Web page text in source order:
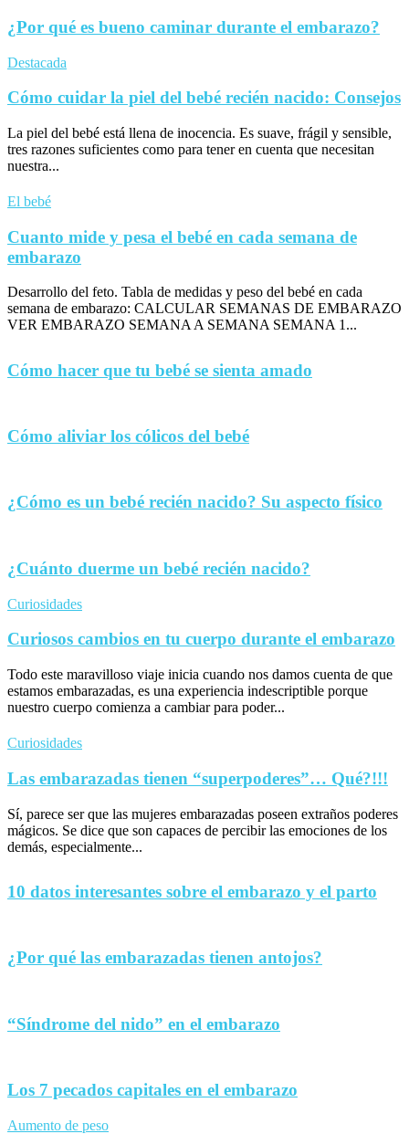
¿Por qué es bueno caminar durante el embarazo?
Destacada
Cómo cuidar la piel del bebé recién nacido: Consejos
La piel del bebé está llena de inocencia. Es suave, frágil y sensible,
tres razones suficientes como para tener en cuenta que necesitan
nuestra...
El bebé
Cuanto mide y pesa el bebé en cada semana de
embarazo
Desarrollo del feto. Tabla de medidas y peso del bebé en cada
semana de embarazo: CALCULAR SEMANAS DE EMBARAZO
VER EMBARAZO SEMANA A SEMANA SEMANA 1...
Cómo hacer que tu bebé se sienta amado
Cómo aliviar los cólicos del bebé
¿Cómo es un bebé recién nacido? Su aspecto físico
¿Cuánto duerme un bebé recién nacido?
Curiosidades
Curiosos cambios en tu cuerpo durante el embarazo
Todo este maravilloso viaje inicia cuando nos damos cuenta de que
estamos embarazadas, es una experiencia indescriptible porque
nuestro cuerpo comienza a cambiar para poder...
Curiosidades
Las embarazadas tienen “superpoderes”… Qué?!!!
Sí, parece ser que las mujeres embarazadas poseen extraños poderes
mágicos. Se dice que son capaces de percibir las emociones de los
demás, especialmente...
10 datos interesantes sobre el embarazo y el parto
¿Por qué las embarazadas tienen antojos?
“Síndrome del nido” en el embarazo
Los 7 pecados capitales en el embarazo
Aumento de peso